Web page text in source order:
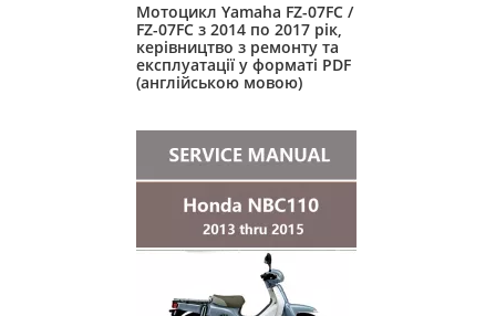
Мотоцикл Yamaha FZ-07FC /
FZ-07FC з 2014 по 2017 рік,
керівництво з ремонту та
експлуатації у форматі PDF
(англійською мовою)